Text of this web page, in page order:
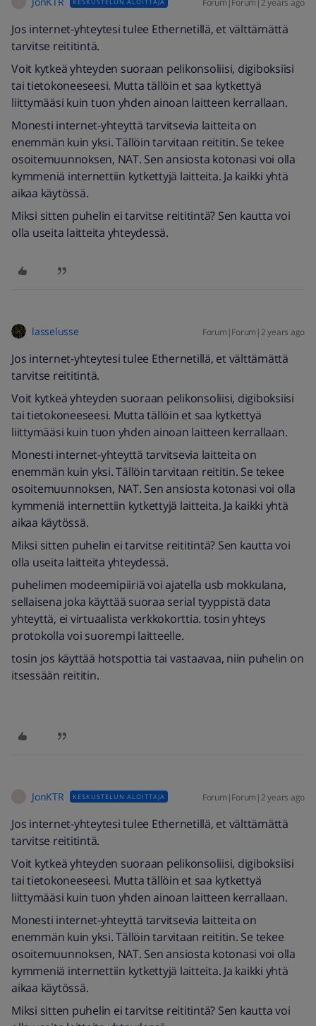
Forum|Forum|2 years ago
Jos internet-yhteytesi tulee Ethernetillä, et välttämättä
tarvitse reititintä.
Voit kytkeä yhteyden suoraan pelikonsoliisi, digiboksiisi
tai tietokoneeseesi. Mutta tällöin et saa kytkettyä
liittymääsi kuin tuon yhden ainoan laitteen kerrallaan.
Monesti internet-yhteyttä tarvitsevia laitteita on
enemmän kuin yksi. Tällöin tarvitaan reititin. Se tekee
osoitemuunnoksen, NAT. Sen ansiosta kotonasi voi olla
kymmeniä internettiin kytkettyjä laitteita. Ja kaikki yhtä
aikaa käytössä.
Miksi sitten puhelin ei tarvitse reititintä? Sen kautta voi
olla useita laitteita yhteydessä.
lasselusse Forum|Forum|2 years ago
Jos internet-yhteytesi tulee Ethernetillä, et välttämättä
tarvitse reititintä.
Voit kytkeä yhteyden suoraan pelikonsoliisi, digiboksiisi
tai tietokoneeseesi. Mutta tällöin et saa kytkettyä
liittymääsi kuin tuon yhden ainoan laitteen kerrallaan.
Monesti internet-yhteyttä tarvitsevia laitteita on
enemmän kuin yksi. Tällöin tarvitaan reititin. Se tekee
osoitemuunnoksen, NAT. Sen ansiosta kotonasi voi olla
kymmeniä internettiin kytkettyjä laitteita. Ja kaikki yhtä
aikaa käytössä.
Miksi sitten puhelin ei tarvitse reititintä? Sen kautta voi
olla useita laitteita yhteydessä.
puhelimen modeemipiiriä voi ajatella usb mokkulana,
sellaisena joka käyttää suoraa serial tyyppistä data
yhteyttä, ei virtuaalista verkkokorttia. tosin yhteys
protokolla voi suorempi laitteelle.
tosin jos käyttää hotspottia tai vastaavaa, niin puhelin on
itsessään reititin.
JonKTR KESKUSTELUN ALOITTAJA Forum|Forum|2 years ago
Jos internet-yhteytesi tulee Ethernetillä, et välttämättä
tarvitse reititintä.
Voit kytkeä yhteyden suoraan pelikonsoliisi, digiboksiisi
tai tietokoneeseesi. Mutta tällöin et saa kytkettyä
liittymääsi kuin tuon yhden ainoan laitteen kerrallaan.
Monesti internet-yhteyttä tarvitsevia laitteita on
enemmän kuin yksi. Tällöin tarvitaan reititin. Se tekee
osoitemuunnoksen, NAT. Sen ansiosta kotonasi voi olla
kymmeniä internettiin kytkettyjä laitteita. Ja kaikki yhtä
aikaa käytössä.
Miksi sitten puhelin ei tarvitse reititintä? Sen kautta voi